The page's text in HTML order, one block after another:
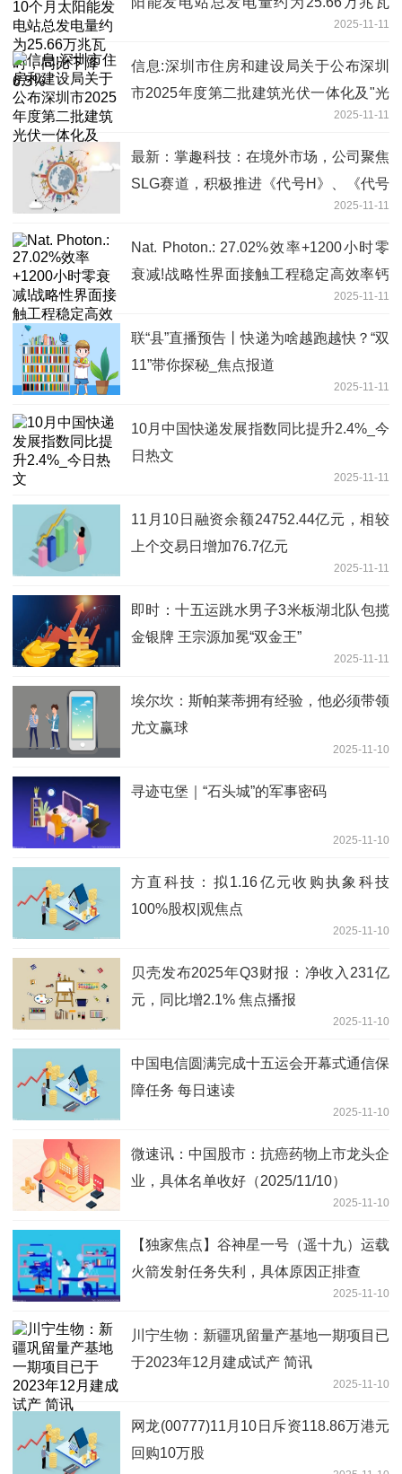
2025-11-11
信息:深圳市住房和建设局关于公布深圳
市2025年度第二批建筑光伏一体化及"光
2025-11-11
最新：掌趣科技：在境外市场，公司聚焦
SLG赛道，积极推进《代号H》、《代号
S》等项目的研发和调测调优进度2025-11-11
Nat. Photon.: 27.02%效率+1200小时零
衰减!战略性界面接触工程稳定高效率钙
2025-11-11
联“县”直播预告丨快递为啥越跑越快？“双
11”带你探秘_焦点报道
2025-11-11
10月中国快递发展指数同比提升2.4%_今
日热文
2025-11-11
11月10日融资余额24752.44亿元，相较
上个交易日增加76.7亿元
2025-11-11
即时：十五运跳水男子3米板湖北队包揽
金银牌 王宗源加冕“双金王”
2025-11-11
埃尔坎：斯帕莱蒂拥有经验，他必须带领
尤文赢球
2025-11-10
寻迹屯堡｜“石头城”的军事密码
2025-11-10
方直科技：拟1.16亿元收购执象科技
100%股权|观焦点
2025-11-10
贝壳发布2025年Q3财报：净收入231亿
元，同比增2.1% 焦点播报
2025-11-10
中国电信圆满完成十五运会开幕式通信保
障任务 每日速读
2025-11-10
微速讯：中国股市：抗癌药物上市龙头企
业，具体名单收好（2025/11/10）
2025-11-10
【独家焦点】谷神星一号（遥十九）运载
火箭发射任务失利，具体原因正排查
2025-11-10
川宁生物：新疆巩留量产基地一期项目已
于2023年12月建成试产 简讯
2025-11-10
网龙(00777)11月10日斥资118.86万港元
回购10万股